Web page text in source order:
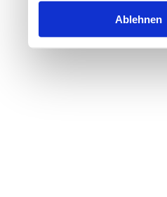
Ablehnen